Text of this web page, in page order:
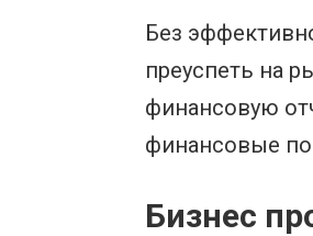
Без
преуспеть на
финансовую
финансовые
Бизнес